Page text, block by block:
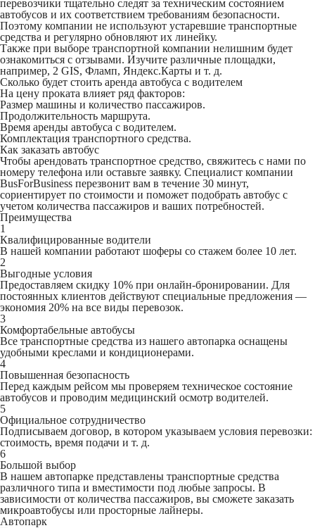
перевозчики тщательно следят за техническим состоянием
автобусов и их соответствием требованиям безопасности.
Поэтому компании не используют устаревшие транспортные
средства и регулярно обновляют их линейку.
Также при выборе транспортной компании нелишним будет
ознакомиться с отзывами. Изучите различные площадки,
например, 2 GIS, Фламп, Яндекс.Карты и т. д.
Сколько будет стоить аренда автобуса с водителем
На цену проката влияет ряд факторов:
Размер машины и количество пассажиров.
Продолжительность маршрута.
Время аренды автобуса с водителем.
Комплектация транспортного средства.
Как заказать автобус
Чтобы арендовать транспортное средство, свяжитесь с нами по
номеру телефона или оставьте заявку. Специалист компании
BusForBusiness перезвонит вам в течение 30 минут,
сориентирует по стоимости и поможет подобрать автобус с
учетом количества пассажиров и ваших потребностей.
Преимущества
1
Квалифицированные водители
В нашей компании работают шоферы со стажем более 10 лет.
2
Выгодные условия
Предоставляем скидку 10% при онлайн-бронировании. Для
постоянных клиентов действуют специальные предложения —
экономия 20% на все виды перевозок.
3
Комфортабельные автобусы
Все транспортные средства из нашего автопарка оснащены
удобными креслами и кондиционерами.
4
Повышенная безопасность
Перед каждым рейсом мы проверяем техническое состояние
автобусов и проводим медицинский осмотр водителей.
5
Официальное сотрудничество
Подписываем договор, в котором указываем условия перевозки:
стоимость, время подачи и т. д.
6
Большой выбор
В нашем автопарке представлены транспортные средства
различного типа и вместимости под любые запросы. В
зависимости от количества пассажиров, вы сможете заказать
микроавтобусы или просторные лайнеры.
Автопарк